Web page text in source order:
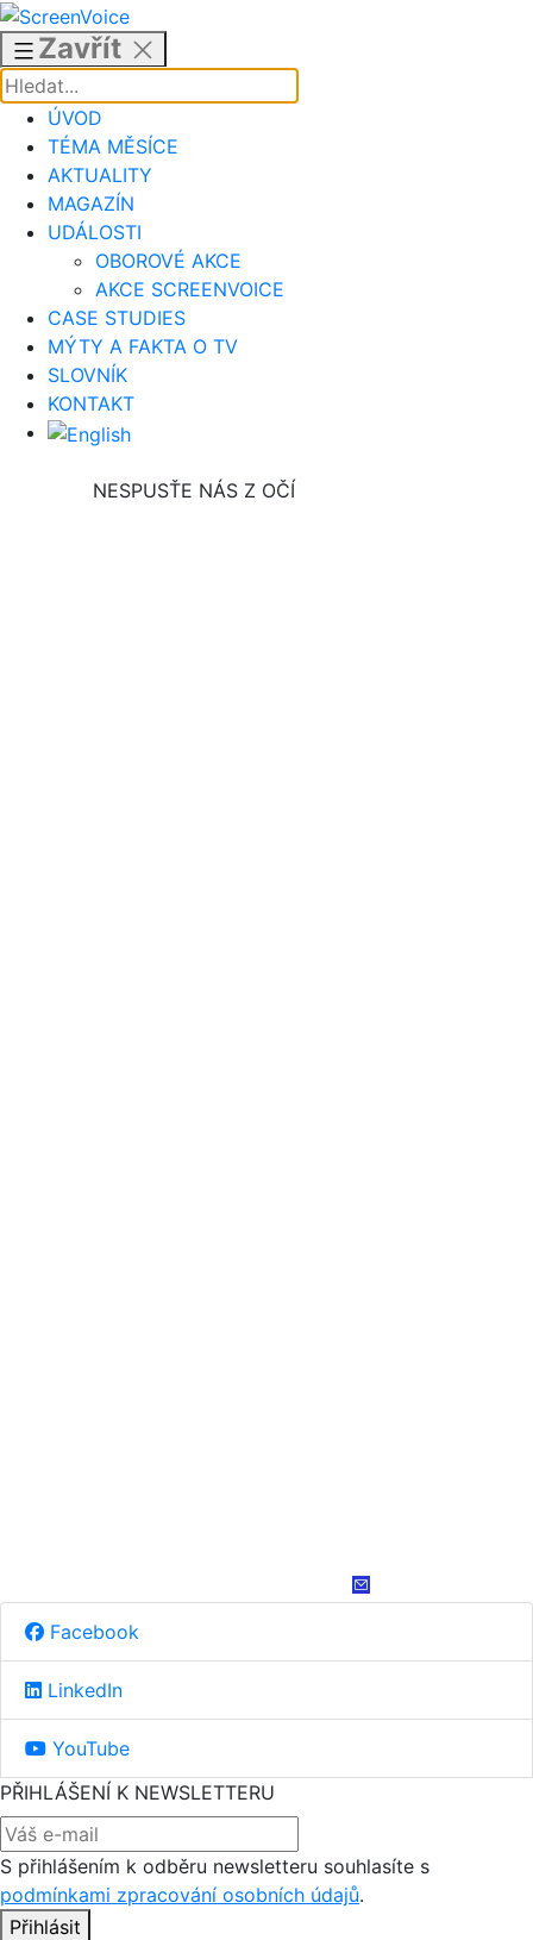
Přejít
obsahu
Zavřít
ÚVOD
TÉMA MĚSÍCE
AKTUALITY
MAGAZÍN
UDÁLOSTI
OBOROVÉ AKCE
AKCE SCREENVOICE
CASE STUDIES
MÝTY A FAKTA O TV
SLOVNÍK
KONTAKT
NESPUSŤE NÁS Z OČÍ
Facebook
LinkedIn
YouTube
PŘIHLÁŠENÍ K NEWSLETTERU
S přihlášením k odběru newsletteru souhlasíte s
podmínkami zpracování osobních údajů.
Přihlásit